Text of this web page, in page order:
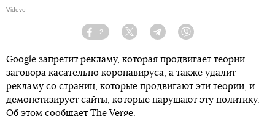
Videvo
Facebook
2
Twitter TelegramViber
Google запретит рекламу, которая продвигает теории
заговора касательно коронавируса, а также удалит
рекламу со страниц, которые продвигают эти теории, и
демонетизирует сайты, которые нарушают эту политику.
Об этом сообщает The Verge